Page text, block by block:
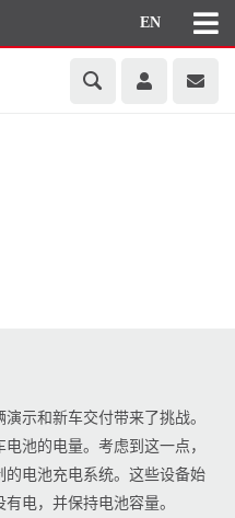
EN
示和新车交付带来了挑战。
池的电量。考虑到这一点，
电池充电系统。这些设备始
电，并保持电池容量。